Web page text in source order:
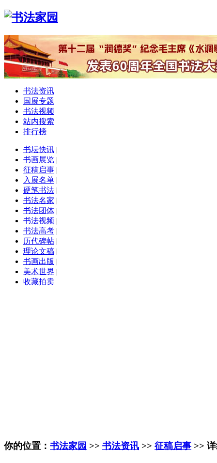
书法资讯
国展专题
书法视频
站内搜索
排行榜
书坛快讯 |
书画展览 |
征稿启事 |
入展名单 |
硬笔书法 |
书法名家 |
书法团体 |
书法视频 |
书法高考 |
历代碑帖 |
理论文稿 |
书画出版 |
美术世界 |
收藏拍卖
你的位置： 书法家园 >> 书法资讯 >> 征稿启事 >>